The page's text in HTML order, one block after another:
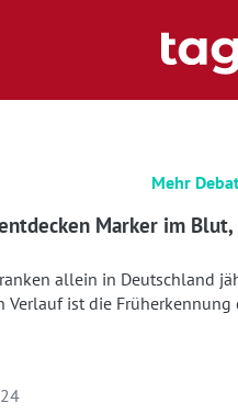
Mehr
Marker im
allein in Deutschland
ist die Früherkennung
nun einen neuen
erleichtern könnte.